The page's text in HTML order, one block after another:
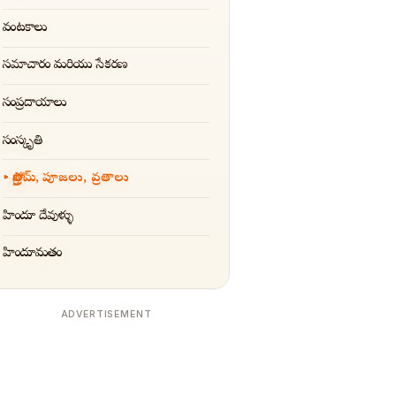
వంటకాలు
సమాచారం మరియు సేకరణ
సంప్రదాయాలు
సంస్కృతి
స్తోత్రమ్, పూజలు, వ్రతాలు
హిందూ దేవుళ్ళు
హిందూమతం
ADVERTISEMENT